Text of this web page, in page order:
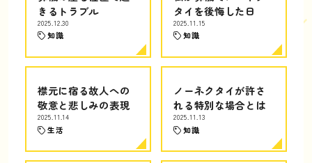
きるトラブル
2025.12.30
知識
タイを後悔した日
2025.11.15
知識
襟元に宿る故人への
敬意と悲しみの表現
2025.11.14
生活
ノーネクタイが許さ
れる特別な場合とは
2025.11.13
知識